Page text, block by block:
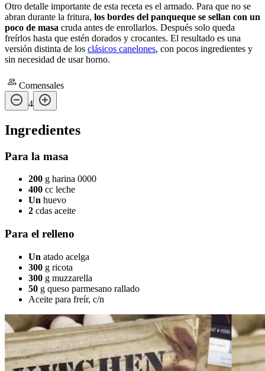
Otro detalle importante de esta receta es el armado. Para que no se
abran durante la fritura, los bordes del panqueque se sellan con un
poco de masa cruda antes de enrollarlos. Después solo queda
freírlos hasta que estén dorados y crocantes. El resultado es una
versión distinta de los clásicos canelones, con pocos ingredientes y
sin necesidad de usar horno.
Comensales
4
Ingredientes
Para la masa
200 g harina 0000
400 cc leche
Un huevo
2 cdas aceite
Para el relleno
Un atado acelga
300 g ricota
300 g muzzarella
50 g queso parmesano rallado
Aceite para freír, c/n